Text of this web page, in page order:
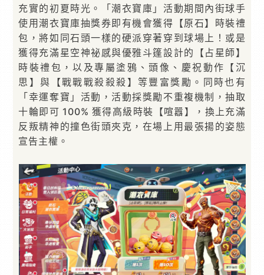
充實的初夏時光。「潮衣寶庫」活動期間內街球手
使用潮衣寶庫抽獎券即有機會獲得【原石】時裝禮
包，將如同石頭一樣的硬派穿著穿到球場上！或是
獲得充滿星空神祕感與優雅斗篷設計的【占星師】
時裝禮包，以及專屬塗鴉、頭像、慶祝動作【沉
思】與【戰戰戰殺殺殺】等豐富獎勵。同時也有
「幸運奪寶」活動，活動採獎勵不重複機制，抽取
十輪即可 100% 獲得高級時裝【喧囂】，換上充滿
反叛精神的撞色街頭夾克，在場上用最張揚的姿態
宣告主權。